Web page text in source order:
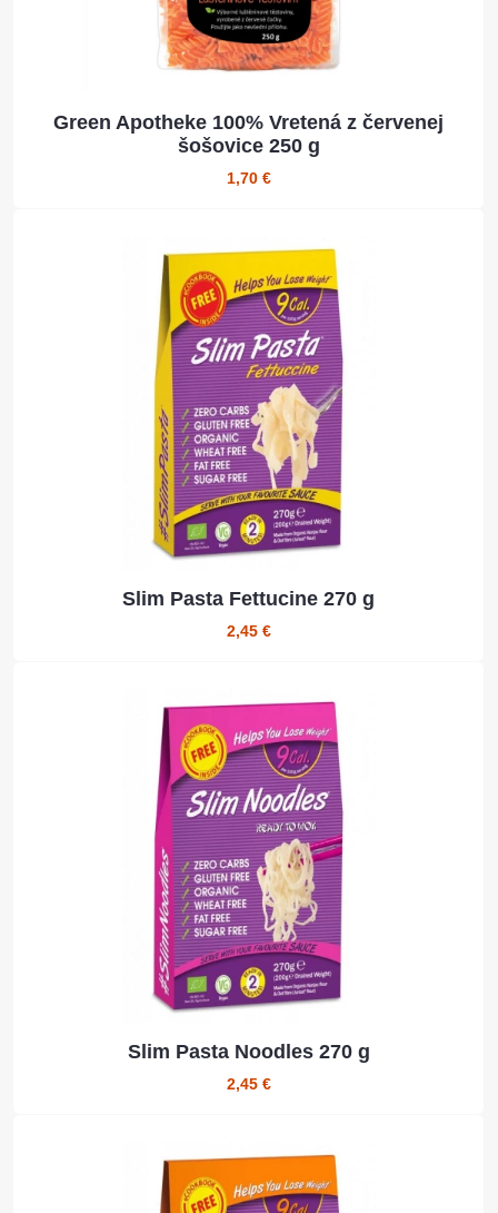
Green Apotheke 100% Vretená z červenej
šošovice 250 g
1,70 €
Slim Pasta Fettucine 270 g
2,45 €
Slim Pasta Noodles 270 g
2,45 €